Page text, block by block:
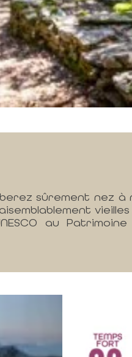
sûrement nez à
vieilles
au